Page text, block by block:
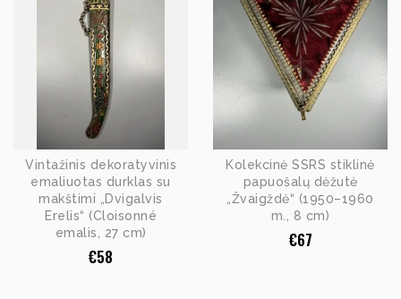
Vintažinis dekoratyvinis
emaliuotas durklas su
makštimi „Dvigalvis
Erelis“ (Cloisonné
emalis, 27 cm)
€58
Kolekcinė SSRS stiklinė
papuošalų dėžutė
„Žvaigždė“ (1950–1960
m., 8 cm)
€67